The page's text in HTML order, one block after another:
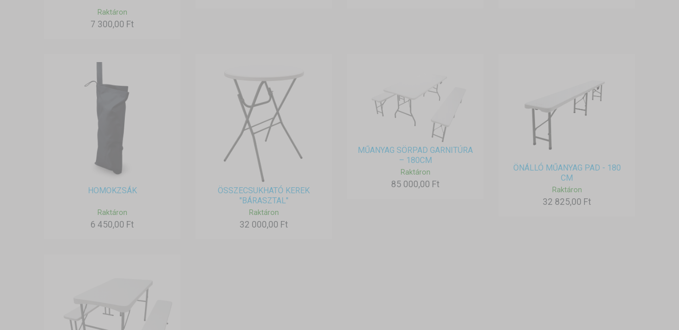
Raktáron
7 300,00 Ft
HOMOKZSÁK
Raktáron
6 450,00 Ft
ÖSSZECSUKHATÓ KEREK
"BÁRASZTAL"
Raktáron
32 000,00 Ft
MŰANYAG SÖRPAD GARNITÚRA
– 180CM
Raktáron
85 000,00 Ft
ÖNÁLLÓ MŰANYAG PAD - 180
CM
Raktáron
32 825,00 Ft